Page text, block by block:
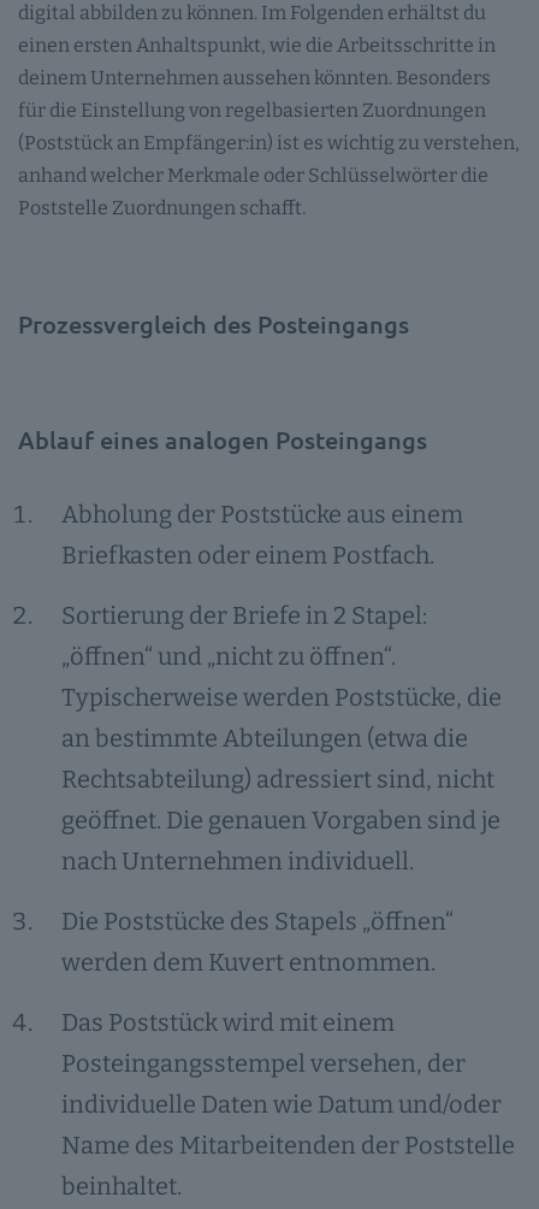
digital abbilden zu können. Im Folgenden erhältst du
einen ersten Anhaltspunkt, wie die Arbeitsschritte in
deinem Unternehmen aussehen könnten. Besonders
für die Einstellung von regelbasierten Zuordnungen
(Poststück an Empfänger:in) ist es wichtig zu verstehen,
anhand welcher Merkmale oder Schlüsselwörter die
Poststelle Zuordnungen schafft.
Prozessvergleich des Posteingangs
Ablauf eines analogen Posteingangs
Abholung der Poststücke aus einem
Briefkasten oder einem Postfach.
Sortierung der Briefe in 2 Stapel:
„öffnen“ und „nicht zu öffnen“.
Typischerweise werden Poststücke, die
an bestimmte Abteilungen (etwa die
Rechtsabteilung) adressiert sind, nicht
geöffnet. Die genauen Vorgaben sind je
nach Unternehmen individuell.
Die Poststücke des Stapels „öffnen“
werden dem Kuvert entnommen.
Das Poststück wird mit einem
Posteingangsstempel versehen, der
individuelle Daten wie Datum und/oder
Name des Mitarbeitenden der Poststelle
beinhaltet.